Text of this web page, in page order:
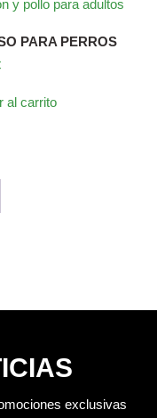
PARA PERROS
al carrito
exclusivas